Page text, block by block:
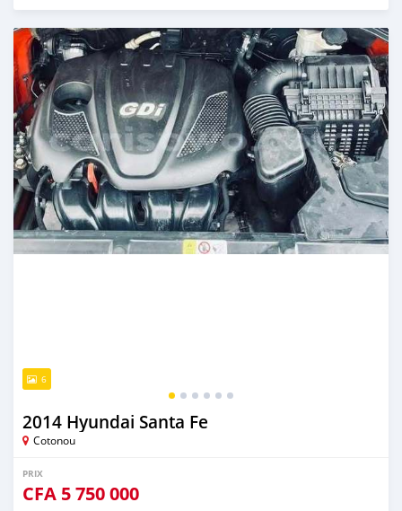
Publié il y a 4 jours
6
2014 Hyundai Santa Fe
Cotonou
PRIX
CFA 5 750 000